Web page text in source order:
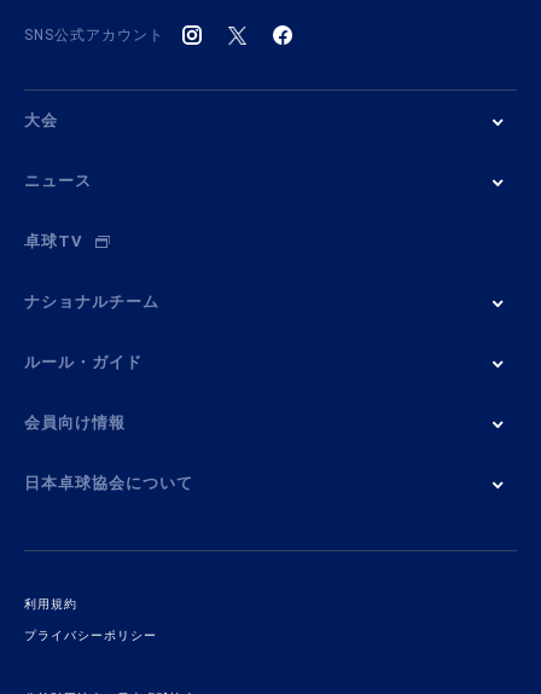
SNS公式アカウント
大会
ニュース
卓球TV
ナショナルチーム
ルール・ガイド
会員向け情報
日本卓球協会について
利用規約
プライバシーポリシー